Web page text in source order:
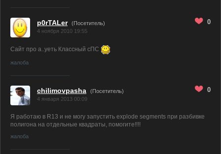
p0rTALer
(Посетитель)
4 ноября 2010 19:55
0
Сайт про а..уеть Классный сПС
жалоба
chilimovpasha
(Посетитель)
4 января 2013 00:09
0
Я работаю в R13 и не могу запустить explode segments при разбивке
полигона на отдельные квадраты, помогите!!!!
жалоба